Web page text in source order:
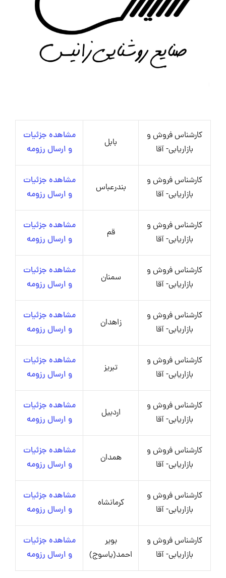
کارشناس فروش و
بازاریابی- آقا
بابل
مشاهده جزئیات
و ارسال رزومه
کارشناس فروش و
بازاریابی- آقا
بندرعباس
مشاهده جزئیات
و ارسال رزومه
کارشناس فروش و
بازاریابی- آقا
قم
مشاهده جزئیات
و ارسال رزومه
کارشناس فروش و
بازاریابی- آقا
سمنان
مشاهده جزئیات
و ارسال رزومه
کارشناس فروش و
بازاریابی- آقا
زاهدان
مشاهده جزئیات
و ارسال رزومه
کارشناس فروش و
بازاریابی- آقا
تبریز
مشاهده جزئیات
و ارسال رزومه
کارشناس فروش و
بازاریابی- آقا
اردبیل
مشاهده جزئیات
و ارسال رزومه
کارشناس فروش و
بازاریابی- آقا
همدان
مشاهده جزئیات
و ارسال رزومه
کارشناس فروش و
بازاریابی- آقا
کرمانشاه
مشاهده جزئیات
و ارسال رزومه
کارشناس فروش و
بازاریابی- آقا
بویر
احمد(یاسوج)
مشاهده جزئیات
و ارسال رزومه